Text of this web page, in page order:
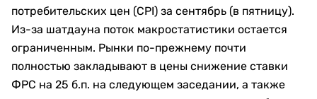
потребительских цен (CPI) за сентябрь (в пятницу).
Из-за шатдауна поток макростатистики остается
ограниченным. Рынки по-прежнему почти
полностью закладывают в цены снижение ставки
ФРС на 25 б.п. на следующем заседании, а также